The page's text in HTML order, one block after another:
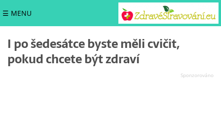
☰ MENU
I po šedesátce byste měli cvičit,
pokud chcete být zdraví